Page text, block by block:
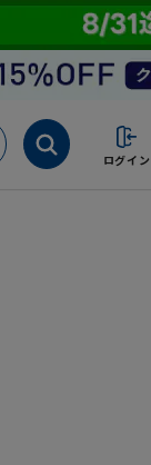
ログイン